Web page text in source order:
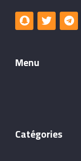
Menu
Catégories